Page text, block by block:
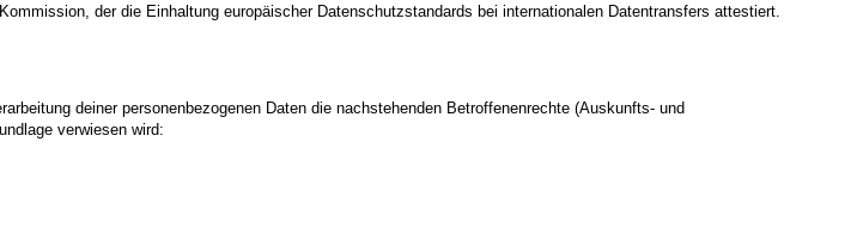
der die Einhaltung europäischer Datenschutzstandards bei internationalen Datentransfers attestiert.
deiner personenbezogenen Daten die nachstehenden Betroffenenrechte (Auskunfts- und
verwiesen wird: